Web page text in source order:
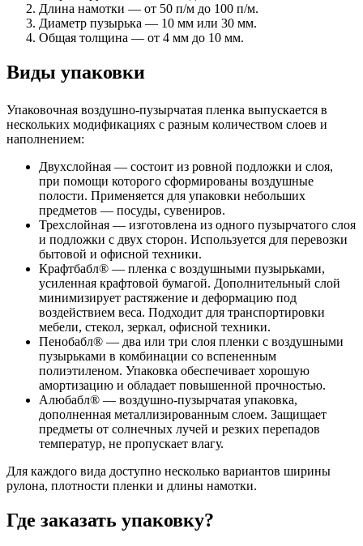
Длина намотки — от 50 п/м до 100 п/м.
Диаметр пузырька — 10 мм или 30 мм.
Общая толщина — от 4 мм до 10 мм.
Виды упаковки
Упаковочная воздушно-пузырчатая пленка выпускается в
нескольких модификациях с разным количеством слоев и
наполнением:
Двухслойная — состоит из ровной подложки и слоя,
при помощи которого сформированы воздушные
полости. Применяется для упаковки небольших
предметов — посуды, сувениров.
Трехслойная — изготовлена из одного пузырчатого слоя
и подложки с двух сторон. Используется для перевозки
бытовой и офисной техники.
Крафтбабл® — пленка с воздушными пузырьками,
усиленная крафтовой бумагой. Дополнительный слой
минимизирует растяжение и деформацию под
воздействием веса. Подходит для транспортировки
мебели, стекол, зеркал, офисной техники.
Пенобабл® — два или три слоя пленки с воздушными
пузырьками в комбинации со вспененным
полиэтиленом. Упаковка обеспечивает хорошую
амортизацию и обладает повышенной прочностью.
Алюбабл® — воздушно-пузырчатая упаковка,
дополненная металлизированным слоем. Защищает
предметы от солнечных лучей и резких перепадов
температур, не пропускает влагу.
Для каждого вида доступно несколько вариантов ширины
рулона, плотности пленки и длины намотки.
Где заказать упаковку?